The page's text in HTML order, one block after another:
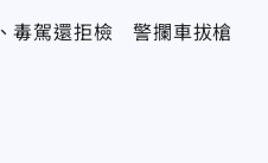
毒駕還拒檢 警攔車拔槍